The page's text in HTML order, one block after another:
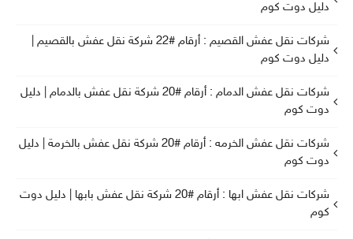
دليل دوت كوم
شركات نقل عفش القصيم : أرقام #22 شركة نقل عفش بالقصيم |
دليل دوت كوم
شركات نقل عفش الدمام : أرقام #20 شركة نقل عفش بالدمام | دليل
دوت كوم
شركات نقل عفش الخرمه : أرقام #20 شركة نقل عفش بالخرمة | دليل
دوت كوم
شركات نقل عفش ابها : أرقام #20 شركة نقل عفش بابها | دليل دوت
كوم